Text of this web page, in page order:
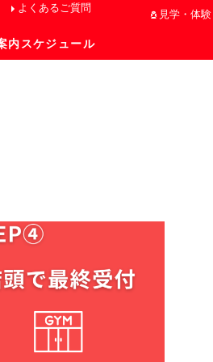
見学・体験
よくあるご質問
内 スケジュール